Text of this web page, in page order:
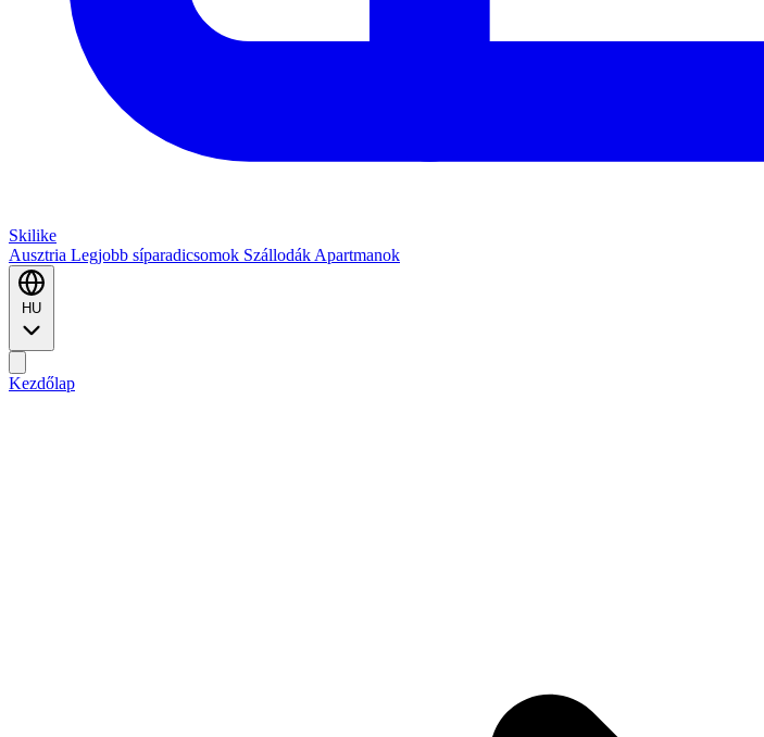
Skilike
Ausztria Legjobb síparadicsomok Szállodák Apartmanok
HU
Kezdőlap